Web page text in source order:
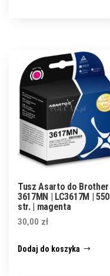
Tusz Asarto do Brother
3617MN | LC3617M | 550
str. | magenta
30,00 zł
Dodaj do koszyka